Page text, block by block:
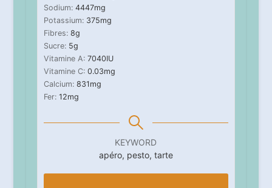
Sodium: 4447mg
Potassium: 375mg
Fibres: 8g
Sucre: 5g
Vitamine A: 7040IU
Vitamine C: 0.03mg
Calcium: 831mg
Fer: 12mg
KEYWORD
apéro, pesto, tarte